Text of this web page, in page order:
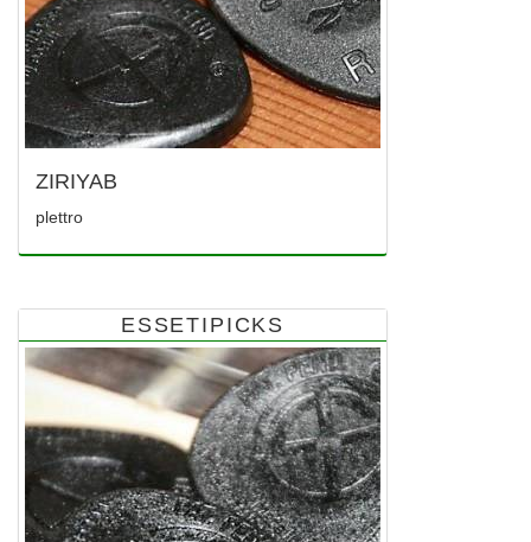
ZIRIYAB
plettro
ESSETIPICKS